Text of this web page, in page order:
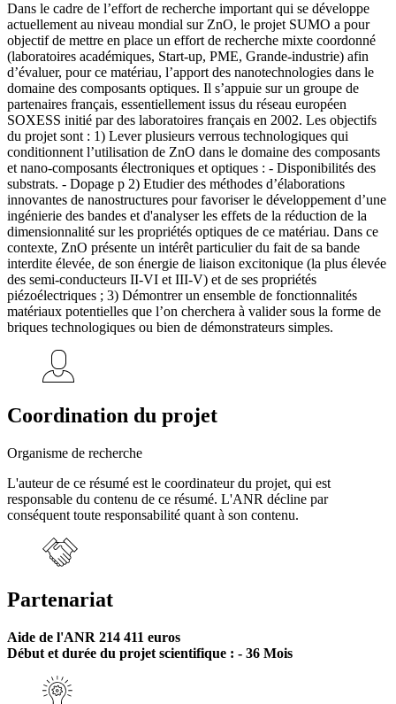
Dans le cadre de l’effort de recherche important qui se développe
actuellement au niveau mondial sur ZnO, le projet SUMO a pour
objectif de mettre en place un effort de recherche mixte coordonné
(laboratoires académiques, Start-up, PME, Grande-industrie) afin
d’évaluer, pour ce matériau, l’apport des nanotechnologies dans le
domaine des composants optiques. Il s’appuie sur un groupe de
partenaires français, essentiellement issus du réseau européen
SOXESS initié par des laboratoires français en 2002. Les objectifs
du projet sont : 1) Lever plusieurs verrous technologiques qui
conditionnent l’utilisation de ZnO dans le domaine des composants
et nano-composants électroniques et optiques : - Disponibilités des
substrats. - Dopage p 2) Etudier des méthodes d’élaborations
innovantes de nanostructures pour favoriser le développement d’une
ingénierie des bandes et d'analyser les effets de la réduction de la
dimensionnalité sur les propriétés optiques de ce matériau. Dans ce
contexte, ZnO présente un intérêt particulier du fait de sa bande
interdite élevée, de son énergie de liaison excitonique (la plus élevée
des semi-conducteurs II-VI et III-V) et de ses propriétés
piézoélectriques ; 3) Démontrer un ensemble de fonctionnalités
matériaux potentielles que l’on cherchera à valider sous la forme de
briques technologiques ou bien de démonstrateurs simples.
Coordination du projet
Organisme de recherche
L'auteur de ce résumé est le coordinateur du projet, qui est
responsable du contenu de ce résumé. L'ANR décline par
conséquent toute responsabilité quant à son contenu.
Partenariat
Aide de l'ANR 214 411 euros
Début et durée du projet scientifique : - 36 Mois